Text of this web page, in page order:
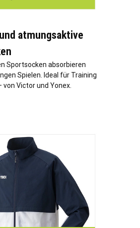
atmungsaktive
Sportsocken absorbieren
Spielen. Ideal für Training
Victor und Yonex.